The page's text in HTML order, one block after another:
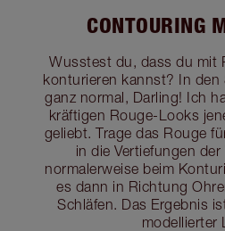
CONTOURING
Wusstest du, dass du mit
konturieren kannst? In den
ganz normal, Darling! Ich
kräftigen Rouge-Looks
geliebt. Trage das Rouge
in die Vertiefungen
normalerweise beim
es dann in Richtung
Schläfen. Das Ergebnis
modellierter